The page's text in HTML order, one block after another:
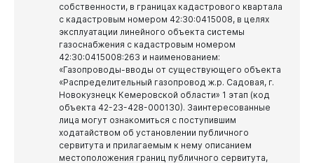
собственности, в границах кадастрового квартала
с кадастровым номером 42:30:0415008, в целях
эксплуатации линейного объекта системы
газоснабжения с кадастровым номером
42:30:0415008:263 и наименованием:
«Газопроводы-вводы от существующего объекта
«Распределительный газопровод ж.р. Садовая, г.
Новокузнецк Кемеровской области» 1 этап (код
объекта 42-23-428-000130). Заинтересованные
лица могут ознакомиться с поступившим
ходатайством об установлении публичного
сервитута и прилагаемым к нему описанием
местоположения границ публичного сервитута,